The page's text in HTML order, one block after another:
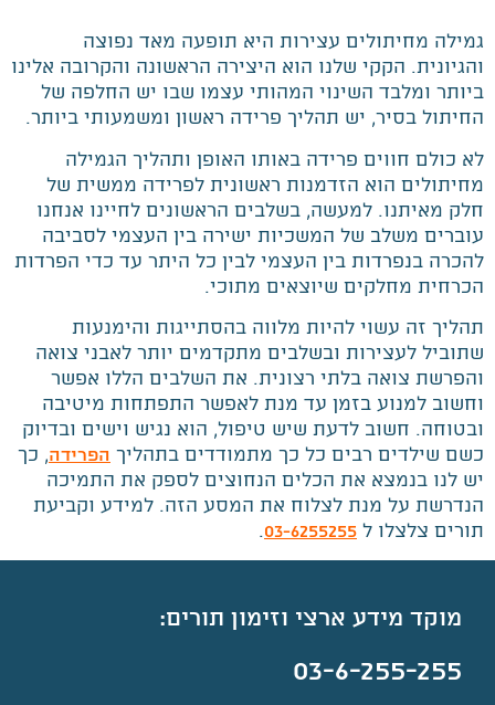
גמילה מחיתולים עצירות היא תופעה מאד נפוצה
והגיונית. הקקי שלנו הוא היצירה הראשונה והקרובה אלינו
ביותר ומלבד השינוי המהותי עצמו שבו יש החלפה של
החיתול בסיר, יש תהליך פרידה ראשון ומשמעותי ביותר.
לא כולם חווים פרידה באותו האופן ותהליך הגמילה
מחיתולים הוא הזדמנות ראשונית לפרידה ממשית של
חלק מאיתנו. למעשה, בשלבים הראשונים לחיינו אנחנו
עוברים משלב של המשכיות ישירה בין העצמי לסביבה
להכרה בנפרדות בין העצמי לבין כל היתר עד כדי הפרדות
הכרחית מחלקים שיוצאים מתוכי.
תהליך זה עשוי להיות מלווה בהסתייגות והימנעות
שתוביל לעצירות ובשלבים מתקדמים יותר לאבני צואה
והפרשת צואה בלתי רצונית. את השלבים הללו אפשר
וחשוב למנוע בזמן עד מנת לאפשר התפתחות מיטיבה
ובטוחה. חשוב לדעת שיש טיפול, הוא נגיש וישים ובדיוק
כשם שילדים רבים כל כך מתמודדים בתהליך הפרידה, כך
יש לנו בנמצא את הכלים הנחוצים לספק את התמיכה
הנדרשת על מנת לצלוח את המסע הזה. למידע וקביעת
תורים צלצלו ל 03-6255255
.
מוקד מידע ארצי וזימון תורים:
03-6-255-255